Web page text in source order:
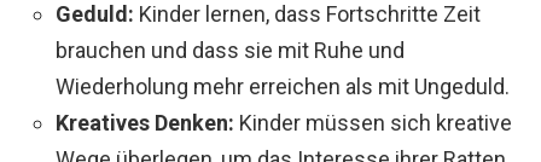
Geduld: Kinder lernen, dass Fortschritte Zeit
brauchen und dass sie mit Ruhe und
Wiederholung mehr erreichen als mit Ungeduld.
Kreatives Denken: Kinder müssen sich kreative